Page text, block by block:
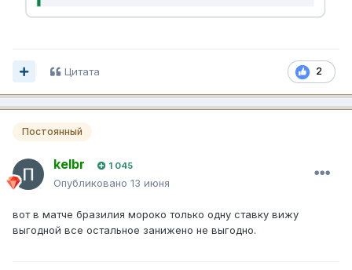
2
Цитата
Постоянный
kelbr 1 045
Опубликовано 13 июня
вот в матче бразилия мороко только одну ставку вижу
выгодной все остальное занижено не выгодно.